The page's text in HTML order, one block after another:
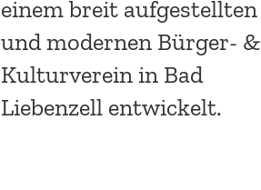
einem breit aufgestellten
und modernen Bürger- &
Kulturverein in Bad
Liebenzell entwickelt.